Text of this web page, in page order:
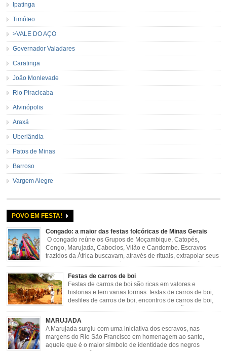
Ipatinga
Timóteo
>VALE DO AÇO
Governador Valadares
Caratinga
João Monlevade
Rio Piracicaba
Alvinópolis
Araxá
Uberlândia
Patos de Minas
Barroso
Vargem Alegre
POVO EM FESTA!
Congado: a maior das festas folcóricas de Minas Gerais
O congado reúne os Grupos de Moçambique, Catopés,
Congo, Marujada, Caboclos, Vilão e Candombe. Escravos
trazidos da África buscavam, através de rituais, extrapolar seus
sentimentos e culto a sua fé. O Congado nasceu da fusão
destes ritos com a religião católica, imposta aos negros pela Igreja, surgindo
novas histórias que envolviam, sobretudo, Nossa Senhora do […]
Festas de carros de boi
Festas de carros de boi são ricas em valores e
historias e tem varias formas: festas de carros de boi,
desfiles de carros de boi, encontros de carros de boi,
rodeios, carreatas de carros de boi, mutirão de carros
de boi, carreteada, carreiros, candeeiros, boiadas, carapinas, artesãos,
exposição agropecuária, ou seja é um ponto forte […]
MARUJADA
A Marujada surgiu com uma iniciativa dos escravos, nas
margens do Rio São Francisco em homenagem ao santo,
aquele que é o maior símbolo de identidade dos negros